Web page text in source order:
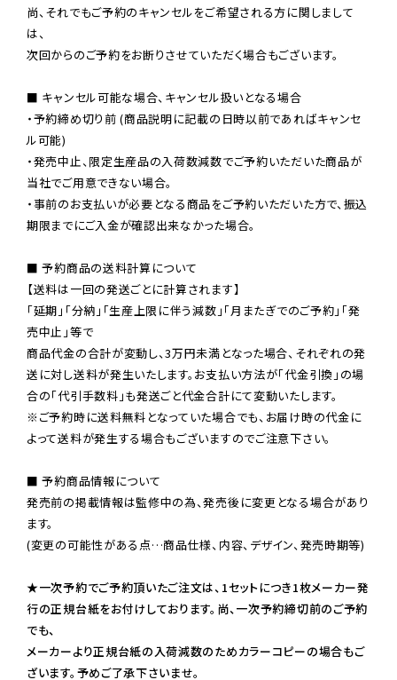
尚、それでもご予約のキャンセルをご希望される方に関しまして
は、
次回からのご予約をお断りさせていただく場合もございます。
■ キャンセル可能な場合、キャンセル扱いとなる場合
・予約締め切り前 (商品説明に記載の日時以前であればキャンセ
ル可能)
・発売中止、限定生産品の入荷数減数でご予約いただいた商品が
当社でご用意できない場合。
・事前のお支払いが必要となる商品をご予約いただいた方で、振込
期限までにご入金が確認出来なかった場合。
■ 予約商品の送料計算について
【送料は一回の発送ごとに計算されます】
「延期」「分納」「生産上限に伴う減数」「月またぎでのご予約」「発
売中止」等で
商品代金の合計が変動し、3万円未満となった場合、それぞれの発
送に対し送料が発生いたします。お支払い方法が「代金引換」の場
※ご予約時に送料無料となっていた場合でも、お届け時の代金に
よって送料が発生する場合もございますのでご注意下さい。
■ 予約商品情報について
発売前の掲載情報は監修中の為、発売後に変更となる場合があり
ます。
(変更の可能性がある点…商品仕様、内容、デザイン、発売時期等)
★一次予約でご予約頂いたご注文は、1セットにつき1枚メーカー発
行の正規台紙をお付けしております。尚、一次予約締切前のご予約
でも、
メーカーより正規台紙の入荷減数のためカラーコピーの場合もご
ざいます。予めご了承下さいませ。